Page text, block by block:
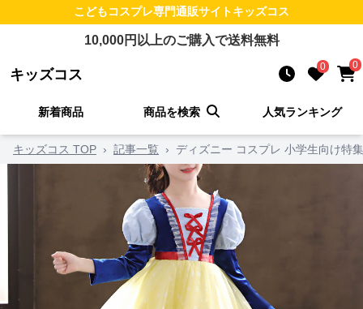
こどもコスプレ専門通販サイトキッズコス
10,000円以上のご購入で送料無料
キッズコス 0 0
新着商品 商品を検索 人気ランキング
キッズコス TOP › 記事一覧 › ディズニー コスプレ 小学生向け特